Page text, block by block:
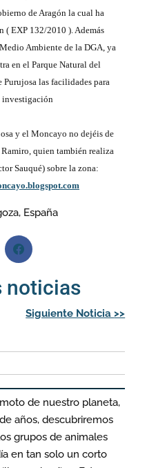
de Aragón la cual ha
( EXP 132/2010 ). Además
Ambiente de la DGA, ya
en el Parque Natural del
las facilidades para
investigación
y el Moncayo no dejéis de
quien también realiza
Sauqué) sobre la zona:
España
noticias
Siguiente Noticia >>
de nuestro planeta,
años, descubriremos
grupos de animales
en tan solo un corto